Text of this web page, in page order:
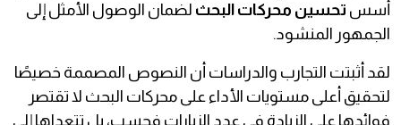
أسس تحسين محركات البحث لضمان الوصول الأمثل إلى
الجمهور المنشود.
لقد أثبتت التجارب والدراسات أن النصوص المصممة خصيصًا
لتحقيق أعلى مستويات الأداء على محركات البحث لا تقتصر
فوائدها على الزيادة في عدد الزيارات فحسب، بل تتعداها إلى